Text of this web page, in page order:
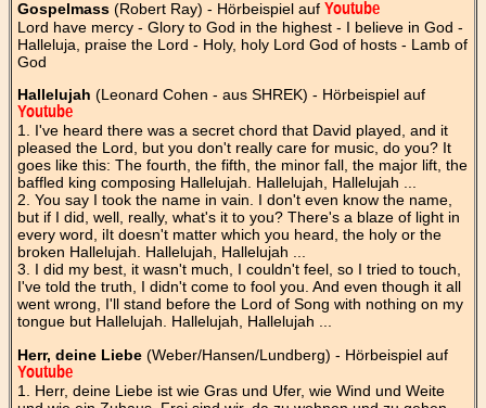
Gospelmass(Robert Ray) - Hörbeispiel auf Youtube
Lord have mercy - Glory to God in the highest - I believe in God -
Halleluja, praise the Lord - Holy, holy Lord God of hosts - Lamb of
God
Hallelujah (Leonard Cohen - aus SHREK) - Hörbeispiel auf
Youtube
1. I've heard there was a secret chord that David played, and it
pleased the Lord, but you don't really care for music, do you? It
goes like this: The fourth, the fifth, the minor fall, the major lift, the
baffled king composing Hallelujah. Hallelujah, Hallelujah ...
2. You say I took the name in vain. I don't even know the name,
but if I did, well, really, what's it to you? There's a blaze of light in
every word, iIt doesn't matter which you heard, the holy or the
broken Hallelujah. Hallelujah, Hallelujah ...
3. I did my best, it wasn't much, I couldn't feel, so I tried to touch,
I've told the truth, I didn't come to fool you. And even though it all
went wrong, I'll stand before the Lord of Song with nothing on my
tongue but Hallelujah. Hallelujah, Hallelujah ...
Herr, deine Liebe(Weber/Hansen/Lundberg) - Hörbeispiel auf
Youtube
1. Herr, deine Liebe ist wie Gras und Ufer, wie Wind und Weite